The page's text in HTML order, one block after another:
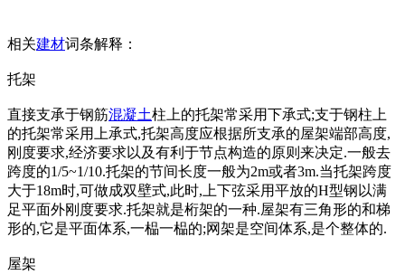
相关建材词条解释：
托架
直接支承于钢筋混凝土柱上的托架常采用下承式;支于钢柱上
的托架常采用上承式,托架高度应根据所支承的屋架端部高度,
刚度要求,经济要求以及有利于节点构造的原则来决定.一般去
跨度的1/5~1/10.托架的节间长度一般为2m或者3m.当托架跨度
大于18m时,可做成双壁式,此时,上下弦采用平放的H型钢以满
足平面外刚度要求.托架就是桁架的一种.屋架有三角形的和梯
形的,它是平面体系,一榀一榀的;网架是空间体系,是个整体的.
屋架